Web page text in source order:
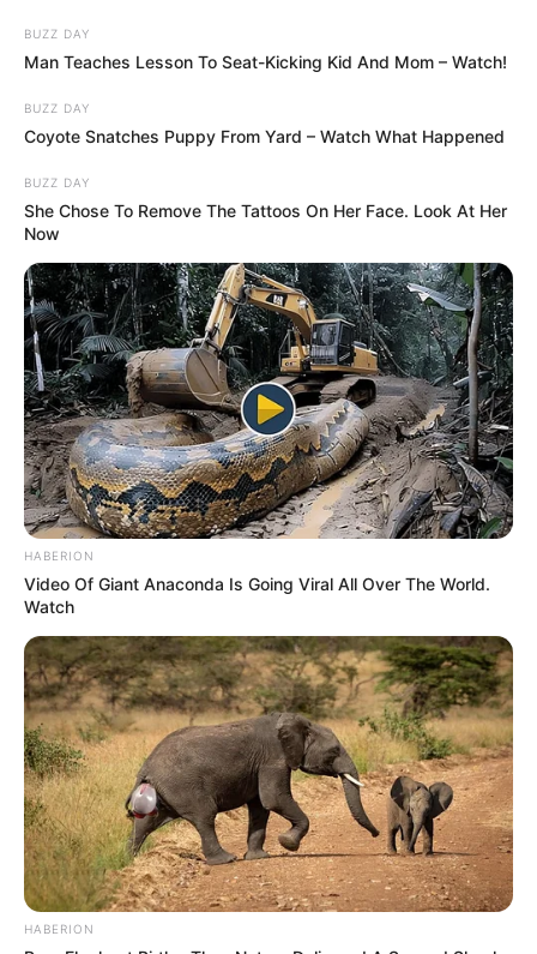
BUZZ DAY
Man Teaches Lesson To Seat-Kicking Kid And Mom – Watch!
BUZZ DAY
Coyote Snatches Puppy From Yard – Watch What Happened
BUZZ DAY
She Chose To Remove The Tattoos On Her Face. Look At Her
Now
HABERION
Video Of Giant Anaconda Is Going Viral All Over The World.
Watch
HABERION